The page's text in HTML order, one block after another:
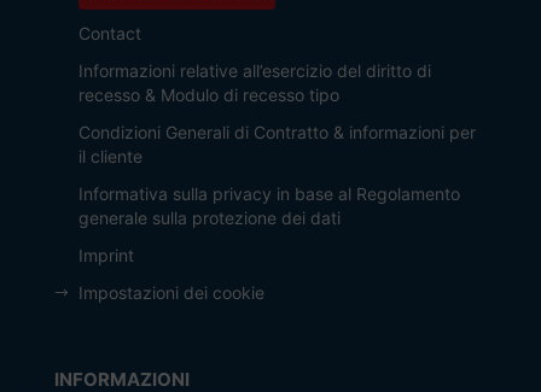
Contact
Informazioni relative all’esercizio del diritto di
recesso & Modulo di recesso tipo
Condizioni Generali di Contratto & informazioni per
il cliente
Informativa sulla privacy in base al Regolamento
generale sulla protezione dei dati
Imprint
Impostazioni dei cookie
INFORMAZIONI